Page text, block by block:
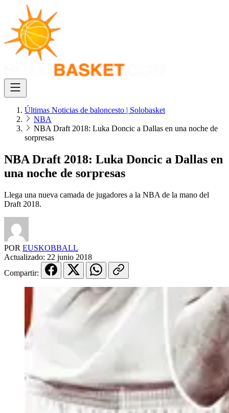
Últimas Noticias de baloncesto | Solobasket
NBA
NBA Draft 2018: Luka Doncic a Dallas en una noche de
sorpresas
NBA Draft 2018: Luka Doncic a Dallas en
una noche de sorpresas
Llega una nueva camada de jugadores a la NBA de la mano del
Draft 2018.
POR EUSKOBBALL
Actualizado: 22 junio 2018
Compartir: